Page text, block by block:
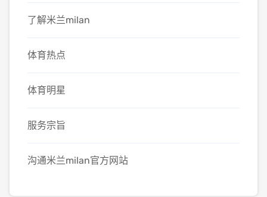
了解米兰milan
体育热点
体育明星
服务宗旨
沟通米兰milan官方网站